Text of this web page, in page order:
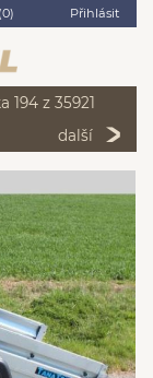
0) Přihlásit
194 z 35921
další